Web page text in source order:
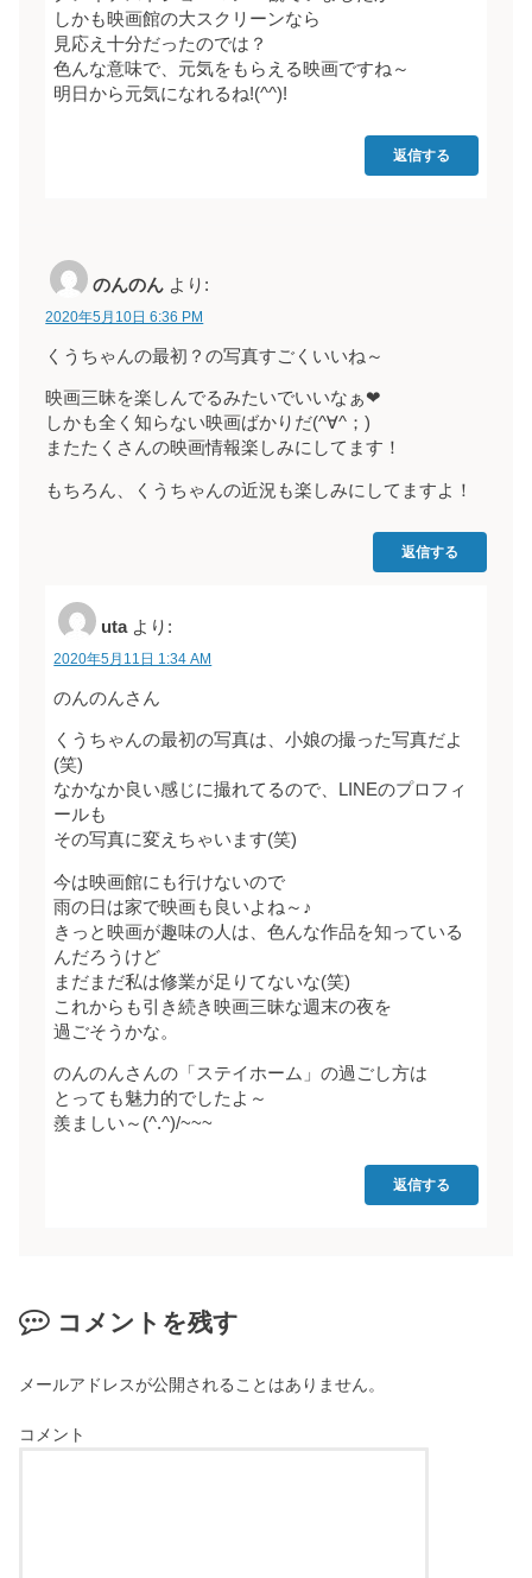
しかも映画館の大スクリーンなら
見応え十分だったのでは？
色んな意味で、元気をもらえる映画ですね～
明日から元気になれるね!(^^)!
返信する
のんのん より:
2020年5月10日 6:36 PM
くうちゃんの最初？の写真すごくいいね～
映画三昧を楽しんでるみたいでいいなぁ❤
しかも全く知らない映画ばかりだ(^∀^；)
またたくさんの映画情報楽しみにしてます！
もちろん、くうちゃんの近況も楽しみにしてますよ！
返信する
uta より:
2020年5月11日 1:34 AM
のんのんさん
くうちゃんの最初の写真は、小娘の撮った写真だよ
(笑)
なかなか良い感じに撮れてるので、LINEのプロフィ
ールも
その写真に変えちゃいます(笑)
今は映画館にも行けないので
雨の日は家で映画も良いよね～♪
きっと映画が趣味の人は、色んな作品を知っている
んだろうけど
まだまだ私は修業が足りてないな(笑)
これからも引き続き映画三昧な週末の夜を
過ごそうかな。
のんのんさんの「ステイホーム」の過ごし方は
とっても魅力的でしたよ～
羨ましい～(^.^)/~~~
返信する
コメントを残す
メールアドレスが公開されることはありません。
コメント